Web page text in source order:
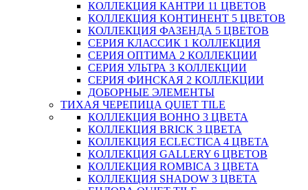
КОЛЛЕКЦИЯ КАНТРИ 11 ЦВЕТОВ
КОЛЛЕКЦИЯ КОНТИНЕНТ 5 ЦВЕТОВ
КОЛЛЕКЦИЯ ФАЗЕНДА 5 ЦВЕТОВ
СЕРИЯ КЛАССИК 1 КОЛЛЕКЦИЯ
СЕРИЯ ОПТИМА 2 КОЛЛЕКЦИИ
СЕРИЯ УЛЬТРА 3 КОЛЛЕКЦИИ
СЕРИЯ ФИНСКАЯ 2 КОЛЛЕКЦИИ
ДОБОРНЫЕ ЭЛЕМЕНТЫ
ТИХАЯ ЧЕРЕПИЦА QUIET TILE
КОЛЛЕКЦИЯ BOHHO 3 ЦВЕТА
КОЛЛЕКЦИЯ BRICK 3 ЦВЕТА
КОЛЛЕКЦИЯ ECLECTICA 4 ЦВЕТА
КОЛЛЕКЦИЯ GALLERY 6 ЦВЕТОВ
КОЛЛЕКЦИЯ ROMBICA 3 ЦВЕТА
КОЛЛЕКЦИЯ SHADOW 3 ЦВЕТА